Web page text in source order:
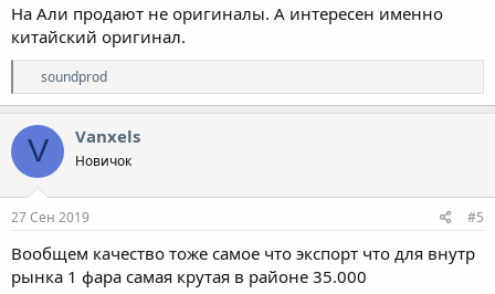
На Али продают не оригиналы. А интересен именно
китайский оригинал.
Р
е
а
к
ц
и
и
:
soundprod
V Vanxels
Новичок
27 Сен 2019 #5
Вообщем качество тоже самое что экспорт что для внутр
рынка 1 фара самая крутая в районе 35.000